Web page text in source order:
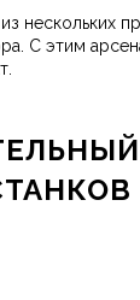
нескольких
С этим